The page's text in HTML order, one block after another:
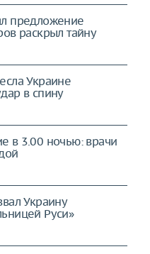
предложение
раскрыл тайну
Украине
в спину
в 3.00 ночью: врачи
Украину
Руси»